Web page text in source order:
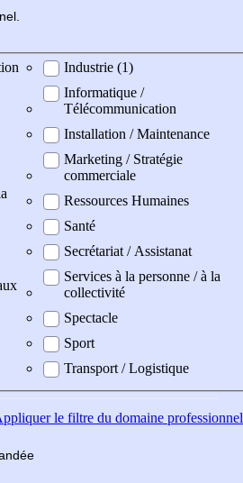
Industrie (1)
Informatique /
Télécommunication
Installation / Maintenance
Marketing / Stratégie
commerciale
Ressources Humaines
Santé
Secrétariat / Assistanat
Services à la personne / à la
collectivité
Spectacle
Sport
Transport / Logistique
le filtre du domaine professionnel